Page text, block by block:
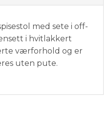
med sete i off-
i hvitlakkert
værforhold og er
uten pute.